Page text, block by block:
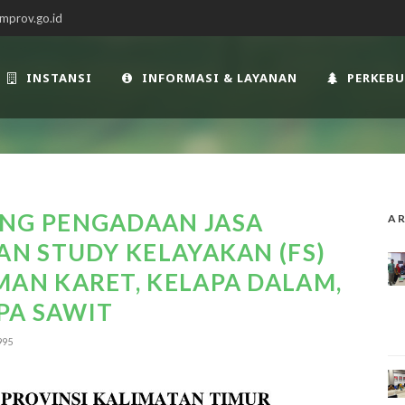
INSTANSI INFORMASI & LAYANAN
PENGADAAN JASA
STUDY KELAYAKAN (FS)
KARET, KELAPA DALAM,
SAWIT